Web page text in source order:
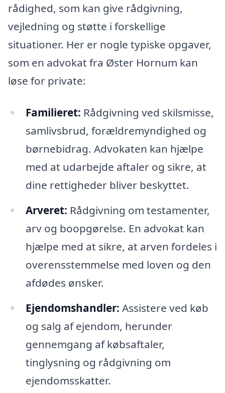
rådighed, som kan give rådgivning,
vejledning og støtte i forskellige
situationer. Her er nogle typiske opgaver,
som en advokat fra Øster Hornum kan
løse for private:
Familieret: Rådgivning ved skilsmisse,
samlivsbrud, forældremyndighed og
børnebidrag. Advokaten kan hjælpe
med at udarbejde aftaler og sikre, at
dine rettigheder bliver beskyttet.
Arveret: Rådgivning om testamenter,
arv og boopgørelse. En advokat kan
hjælpe med at sikre, at arven fordeles i
overensstemmelse med loven og den
afdødes ønsker.
Ejendomshandler: Assistere ved køb
og salg af ejendom, herunder
gennemgang af købsaftaler,
tinglysning og rådgivning om
ejendomsskatter.